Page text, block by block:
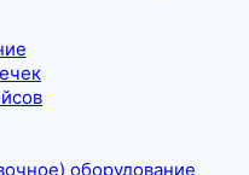
оборудование